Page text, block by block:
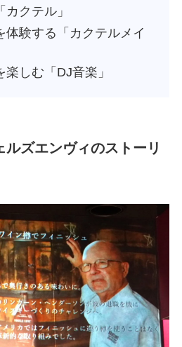
クテル」
体験する「カクテルメイ
しむ「DJ音楽」
ズエンヴィのストーリ